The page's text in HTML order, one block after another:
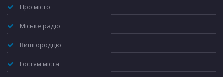
Про місто
Міське радіо
Вишгородцю
Гостям міста